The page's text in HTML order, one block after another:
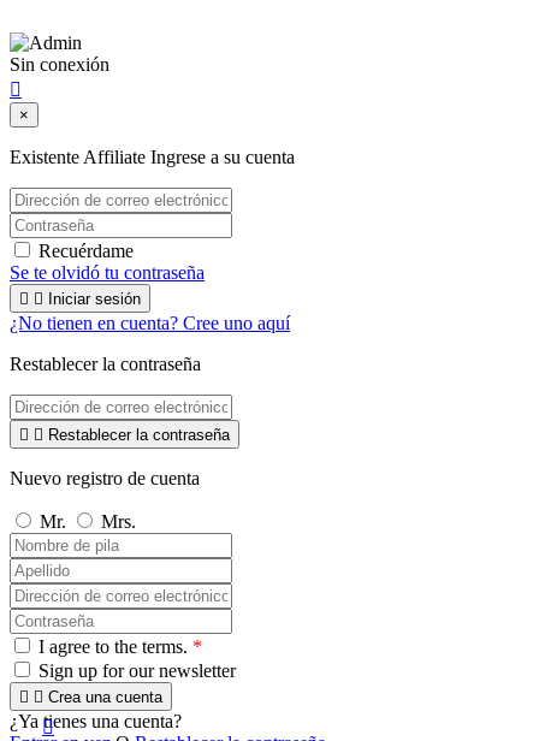
Sin conexión


×
Existente Affiliate Ingrese a su cuenta
Recuérdame
Se te olvidó tu contraseña
  Iniciar sesión
¿No tienen en cuenta? Cree uno aquí
Restablecer la contraseña
  Restablecer la contraseña
Nuevo registro de cuenta
Mr. Mrs.
I agree to the terms. *
Sign up for our newsletter
  Crea una cuenta
¿Ya tienes una cuenta?